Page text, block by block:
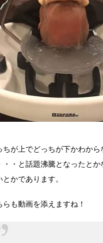
ちが上でどっちが下かわから
・・と話題沸騰となったとか
とかであります。
らも動画を添えますね！